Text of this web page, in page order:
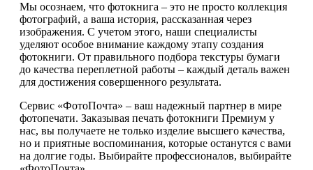
Мы осознаем, что фотокнига – это не просто коллекция
фотографий, а ваша история, рассказанная через
изображения. С учетом этого, наши специалисты
уделяют особое внимание каждому этапу создания
фотокниги. От правильного подбора текстуры бумаги
до качества переплетной работы – каждый деталь важен
для достижения совершенного результата.
Сервис «ФотоПочта» – ваш надежный партнер в мире
фотопечати. Заказывая печать фотокниги Премиум у
нас, вы получаете не только изделие высшего качества,
но и приятные воспоминания, которые останутся с вами
на долгие годы. Выбирайте профессионалов, выбирайте